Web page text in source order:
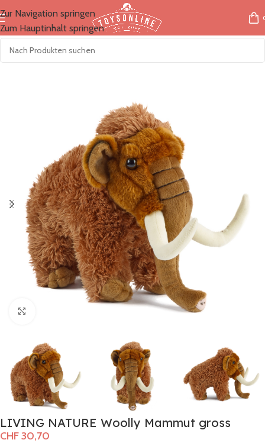
Zur Navigation springen
Zum Hauptinhalt springen
Start/Marken/LivingNature
LIVING NATURE Woolly Mammut gross
CHF30,70